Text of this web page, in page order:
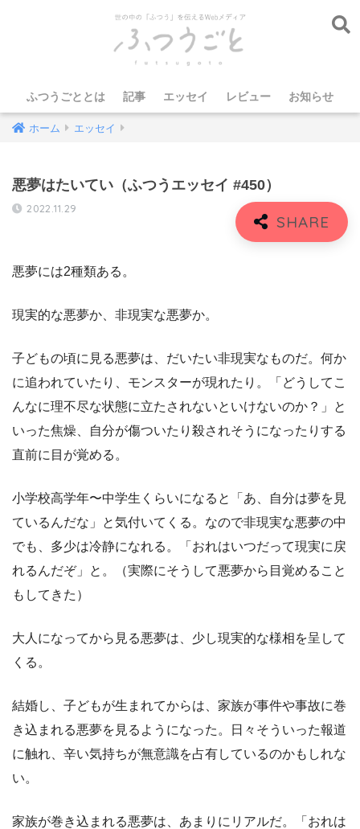
ふつうごととは 記事 エッセイ レビュー お知らせ
ホーム エッセイ
悪夢はたいてい（ふつうエッセイ #450）
2022.11.29
悪夢には2種類ある。
現実的な悪夢か、非現実な悪夢か。
子どもの頃に見る悪夢は、だいたい非現実なものだ。何か
に追われていたり、モンスターが現れたり。「どうしてこ
んなに理不尽な状態に立たされないといけないのか？」と
いった焦燥、自分が傷ついたり殺されそうになったりする
直前に目が覚める。
小学校高学年〜中学生くらいになると「あ、自分は夢を見
ているんだな」と気付いてくる。なので非現実な悪夢の中
でも、多少は冷静になれる。「おれはいつだって現実に戻
れるんだぞ」と。（実際にそうして悪夢から目覚めること
もしてきた）
大人になってから見る悪夢は、少し現実的な様相を呈して
くる。
結婚し、子どもが生まれてからは、家族が事件や事故に巻
き込まれる悪夢を見るようになった。日々そういった報道
に触れ、辛い気持ちが無意識を占有しているのかもしれな
い。
家族が巻き込まれる悪夢は、あまりにリアルだ。「おれは